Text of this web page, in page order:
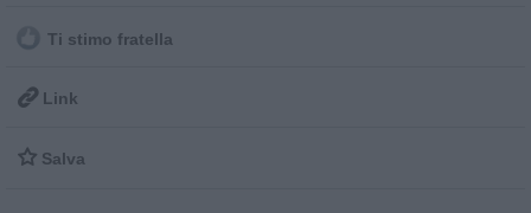
Ti stimo fratella
 Link
 Salva